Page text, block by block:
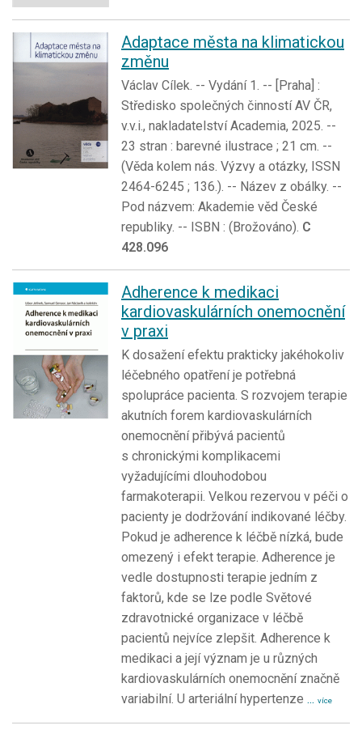
Adaptace města na klimatickou
změnu
Václav Cílek. -- Vydání 1. -- [Praha] :
Středisko společných činností AV ČR,
v.v.i., nakladatelství Academia, 2025. --
23 stran : barevné ilustrace ; 21 cm. --
(Věda kolem nás. Výzvy a otázky, ISSN
2464-6245 ; 136.). -- Název z obálky. --
Pod názvem: Akademie věd České
republiky. -- ISBN : (Brožováno). C
428.096
Adherence k medikaci
kardiovaskulárních onemocnění
v praxi
K dosažení efektu prakticky jakéhokoliv
léčebného opatření je potřebná
spolupráce pacienta. S rozvojem terapie
akutních forem kardiovaskulárních
onemocnění přibývá pacientů
s chronickými komplikacemi
vyžadujícími dlouhodobou
farmakoterapii. Velkou rezervou v péči o
pacienty je dodržování indikované léčby.
Pokud je adherence k léčbě nízká, bude
omezený i efekt terapie. Adherence je
vedle dostupnosti terapie jedním z
faktorů, kde se lze podle Světové
zdravotnické organizace v léčbě
pacientů nejvíce zlepšit. Adherence k
medikaci a její význam je u různých
kardiovaskulárních onemocnění značně
variabilní. U arteriální hypertenze ... více